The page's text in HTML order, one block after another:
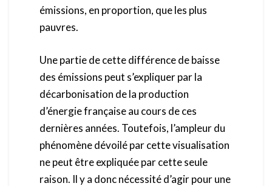
émissions, en proportion, que les plus
pauvres.
Une partie de cette différence de baisse
des émissions peut s’expliquer par la
décarbonisation de la production
d’énergie française au cours de ces
dernières années. Toutefois, l’ampleur du
phénomène dévoilé par cette visualisation
ne peut être expliquée par cette seule
raison. Il y a donc nécessité d’agir pour une